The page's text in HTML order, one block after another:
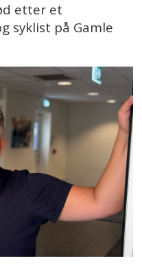
etter et
syklist på Gamle